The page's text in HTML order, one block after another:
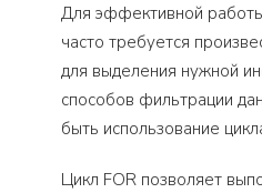
Для эффективной
часто требуется
для выделения нужной
способов фильтрации
быть использование
Цикл FOR позволяет